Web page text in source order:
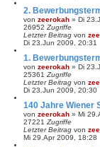
2.
von zeerokah » Di
26952 Zugriffe
Letzter Beitrag von
Di 23.Jun 2009, 20:31
1.
von zeerokah » Di
25361 Zugriffe
Letzter Beitrag von
Di 23.Jun 2009, 20:30
140 Jahre Wiener
von zeerokah » Mi
27221 Zugriffe
Letzter Beitrag von
Mi 29.Apr 2009, 18:28